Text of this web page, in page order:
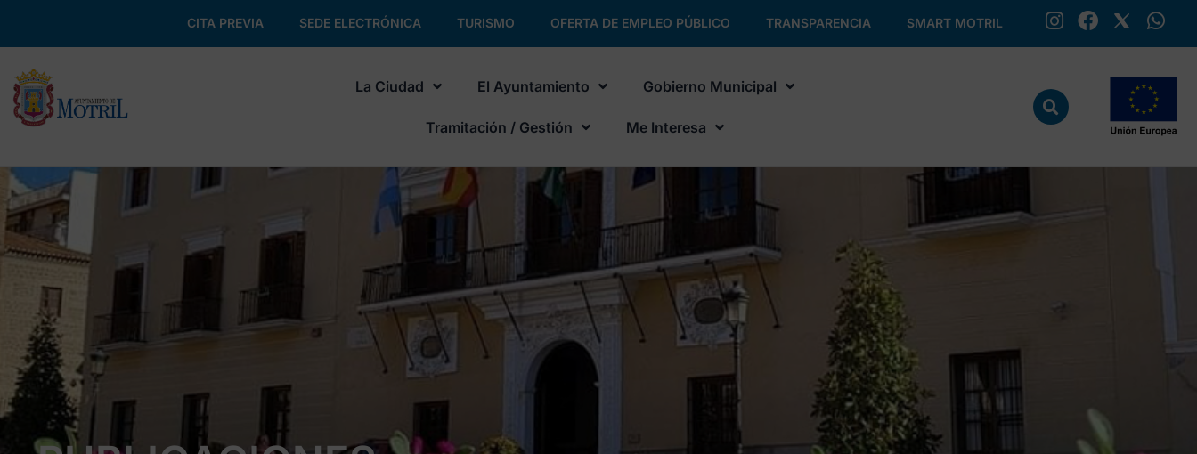
CITA PREVIA SEDE ELECTRÓNICA TURISMO OFERTA DE EMPLEO PÚBLICO TRANSPARENCIA SMART MOTRIL
La Ciudad El Ayuntamiento Gobierno Municipal
Tramitación / Gestión Me Interesa